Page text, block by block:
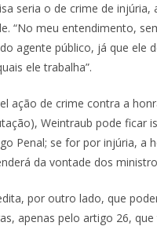
seria o de crime de
“No meu entendimento,
agente público, já que ele
ele trabalha”.
ação de crime contra a
Weintraub pode ficar
Penal; se for por injúria,
da vontade dos
por outro lado, que
apenas pelo artigo 26,